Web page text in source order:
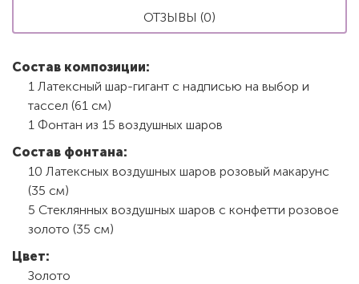
ОТЗЫВЫ (0)
Состав композиции:
1 Латексный шар-гигант с надписью на выбор и
тассел (61 см)
1 Фонтан из 15 воздушных шаров
Состав фонтана:
10 Латексных воздушных шаров розовый макарунс
(35 см)
5 Стеклянных воздушных шаров с конфетти розовое
золото (35 см)
Цвет:
Золото